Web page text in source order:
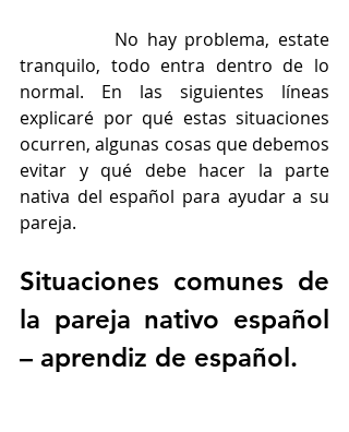
tranquilo, todo entra dentro de lo
normal. En las siguientes líneas
explicaré por qué estas situaciones
ocurren, algunas cosas que debemos
evitar y qué debe hacer la parte
nativa del español para ayudar a su
pareja.
Situaciones comunes de
la pareja nativo español
– aprendiz de español.